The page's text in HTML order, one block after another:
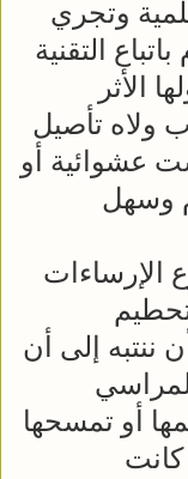
وتجري
التقنية
الأثر
ولاه تأصيل
عشوائية أو
وسهل
ننتبه إلى أن
أو تمسحها
كانت